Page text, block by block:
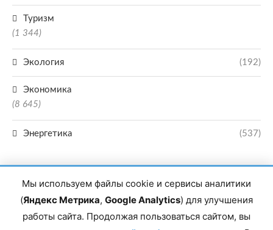
Туризм
(1 344)
Экология (192)
Экономика
(8 645)
Энергетика (537)
Главный редактор сетевого издания Магомаев Тимур Нухович. Контакты
Мы используем файлы cookie и сервисы аналитики
(Яндекс Метрика, Google Analytics) для улучшения
работы сайта. Продолжая пользоваться сайтом, вы